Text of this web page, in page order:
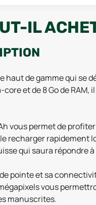
IL
haut de gamme qui se
et de 8 Go de
vous permet de
recharger rapidement
qui saura répondre
pointe et sa
vous
manuscrites.